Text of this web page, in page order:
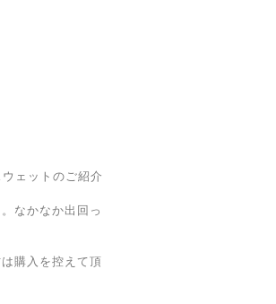
ェットのご紹介
なかなか出回っ
購入を控えて頂